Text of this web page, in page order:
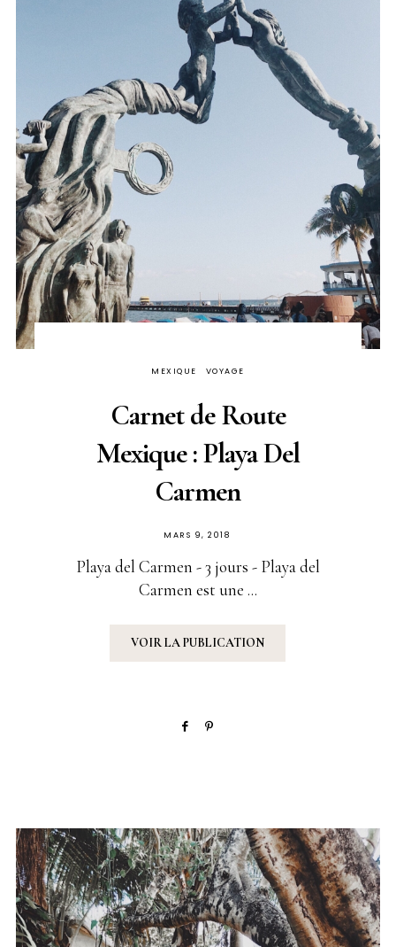
MEXIQUE VOYAGE
Carnet de Route
Mexique : Playa Del
Carmen
PUBLIÉ
MARS 9, 2018
Playa del Carmen - 3 jours - Playa del
Carmen est une ...
VOIR LA PUBLICATION